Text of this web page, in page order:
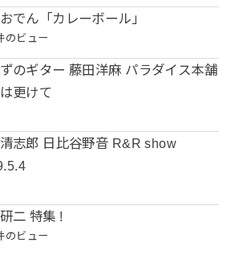
でん「カレーボール」
のビュー
のギター 藤田洋麻 パラダイス本舗
更けて
志郎 日比谷野音 R&R show
二 特集 !
のビュー